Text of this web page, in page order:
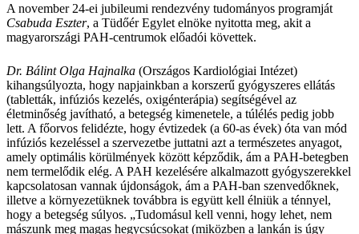
A november 24-ei jubileumi rendezvény tudományos programját
Csabuda Eszter, a Tüdőér Egylet elnöke nyitotta meg, akit a
magyarországi PAH-centrumok előadói követtek.
Dr. Bálint Olga Hajnalka (Országos Kardiológiai Intézet)
kihangsúlyozta, hogy napjainkban a korszerű gyógyszeres ellátás
(tabletták, infúziós kezelés, oxigénterápia) segítségével az
életminőség javítható, a betegség kimenetele, a túlélés pedig jobb
lett. A főorvos felidézte, hogy évtizedek (a 60-as évek) óta van mód
infúziós kezeléssel a szervezetbe juttatni azt a természetes anyagot,
amely optimális körülmények között képződik, ám a PAH-betegben
nem termelődik elég. A PAH kezelésére alkalmazott gyógyszerekkel
kapcsolatosan vannak újdonságok, ám a PAH-ban szenvedőknek,
illetve a környezetüknek továbbra is együtt kell élniük a ténnyel,
hogy a betegség súlyos. „Tudomásul kell venni, hogy lehet, nem
mászunk meg magas hegycsúcsokat (miközben a lankán is úgy